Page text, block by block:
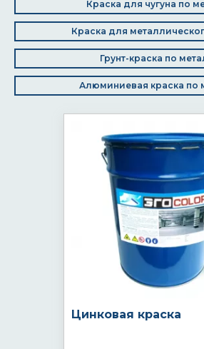
Краска для чугуна по
Краска для
Грунт-краска по
Алюминиевая краска по
Цинковая краска